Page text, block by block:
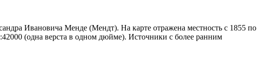
Ивановича Менде (Мендт). На карте отражена местность с 1855 по
(одна верста в одном дюйме). Источники с более ранним